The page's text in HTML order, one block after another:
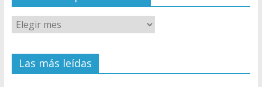
Las más leídas